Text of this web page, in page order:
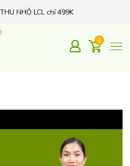
NHỎ LCL chỉ 499K
Kem dưỡng Retinol hữu cơ 30Gr
0